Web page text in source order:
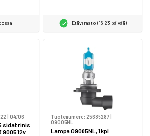
Etävarasto (16-23 päivää)
| 04706
sidabrinis
9005 12v
Tuotenumero: 25685287|
O9005NL
Lampa O9005NL, 1 kpl